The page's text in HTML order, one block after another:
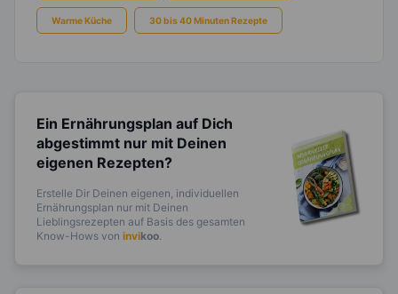
Warme Küche 30 bis 40 Minuten Rezepte
Ein Ernährungsplan auf Dich
abgestimmt nur mit Deinen
eigenen Rezepten?
Erstelle Dir Deinen eigenen, individuellen
Ernährungsplan nur mit Deinen
Lieblingsrezepten auf Basis des gesamten
Know-Hows von invikoo